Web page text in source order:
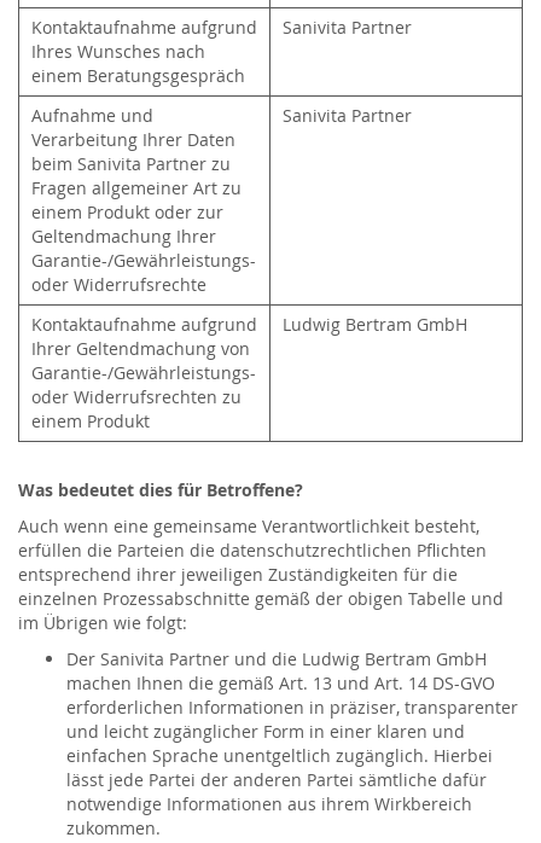
Kontaktaufnahme aufgrund
Ihres Wunsches nach
einem Beratungsgespräch
Sanivita Partner
Aufnahme und
Verarbeitung Ihrer Daten
beim Sanivita Partner zu
Fragen allgemeiner Art zu
einem Produkt oder zur
Geltendmachung Ihrer
Garantie-/Gewährleistungs-
oder Widerrufsrechte
Sanivita Partner
Kontaktaufnahme aufgrund
Ihrer Geltendmachung von
Garantie-/Gewährleistungs-
oder Widerrufsrechten zu
einem Produkt
Ludwig Bertram GmbH
Was bedeutet dies für Betroffene?
Auch wenn eine gemeinsame Verantwortlichkeit besteht,
erfüllen die Parteien die datenschutzrechtlichen Pflichten
entsprechend ihrer jeweiligen Zuständigkeiten für die
einzelnen Prozessabschnitte gemäß der obigen Tabelle und
im Übrigen wie folgt:
Der Sanivita Partner und die Ludwig Bertram GmbH
machen Ihnen die gemäß Art. 13 und Art. 14 DS-GVO
erforderlichen Informationen in präziser, transparenter
und leicht zugänglicher Form in einer klaren und
einfachen Sprache unentgeltlich zugänglich. Hierbei
lässt jede Partei der anderen Partei sämtliche dafür
notwendige Informationen aus ihrem Wirkbereich
zukommen.